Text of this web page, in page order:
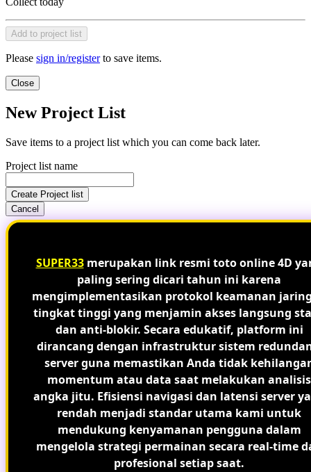
Add to project list
Please sign in/registerto save items.
Close
New Project List
Save items to a project list which you can come back later.
Project list name
Create Project list
Cancel
SUPER33merupakan link resmi toto online 4D
paling sering dicari tahun ini karena
mengimplementasikan protokol keamanan
tingkat tinggi yang menjamin akses langsung
dan anti-blokir. Secara edukatif, platform ini
dirancang dengan infrastruktur sistem
server guna memastikan Anda tidak
momentum atau data saat melakukan analisis
angka jitu. Efisiensi navigasi dan latensi server
rendah menjadi standar utama kami untuk
mendukung kenyamanan pengguna dalam
mengelola strategi permainan secara real-time
profesional setiap saat.